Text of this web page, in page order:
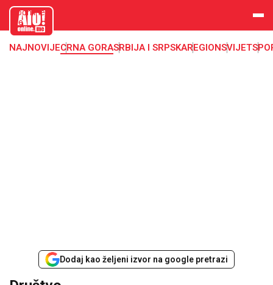
aloonline.
me
NAJNOVIJECRNA GORASRBIJA I SRPSKAREGIONSVIJET
Dodaj kao željeni izvor na google pretrazi